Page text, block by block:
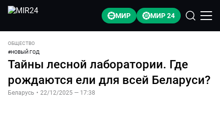
МИР МИР 24
ОБЩЕСТВО
#НОВЫЙ ГОД
Тайны лесной лаборатории. Где
рождаются ели для всей Беларуси?
Беларусь • 22/12/2025 — 17:38